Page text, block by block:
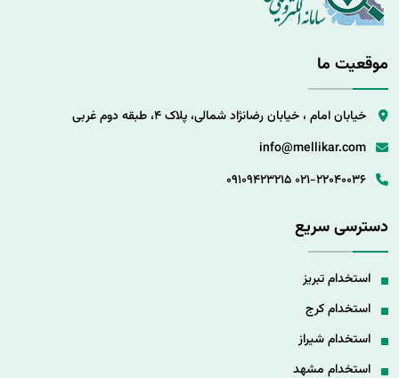
موقعیت ما
خیابان امام ، خیابان رضانژاد شمالی، پلاک 4، طبقه دوم غربی
info@mellikar.com
021-22040036
09109423215
دسترسی سریع
استخدام تبریز
استخدام کرج
استخدام شیراز
استخدام مشهد